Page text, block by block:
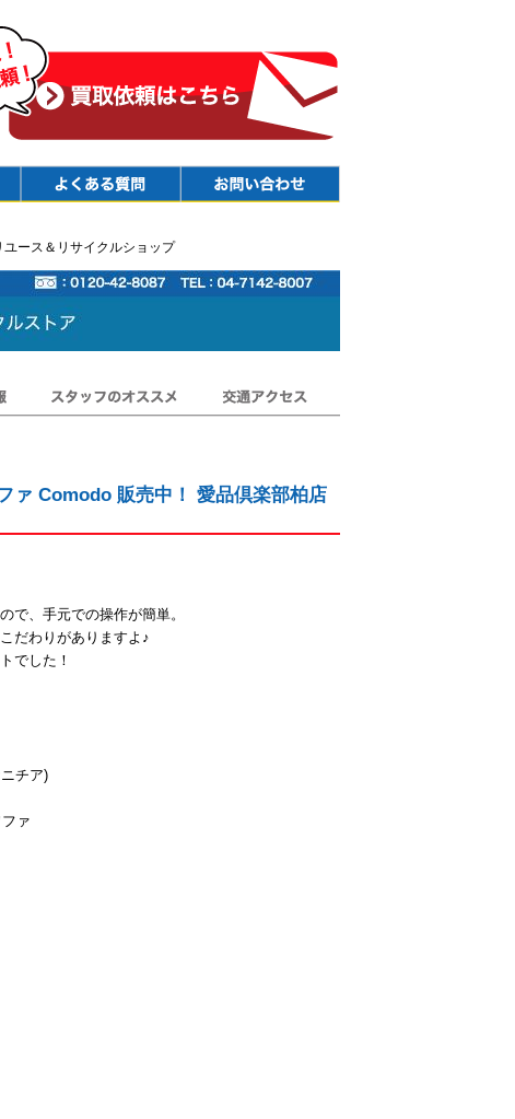
ース＆リサイクルショップ
ァ Comodo 販売中！ 愛品倶楽部柏店
で、手元での操作が簡単。
だわりがありますよ♪
でした！
チア)
ァ